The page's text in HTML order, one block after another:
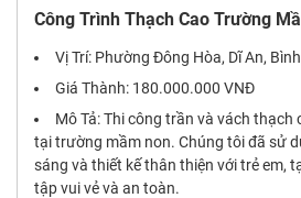
Công Trình Thạch Cao Trường
Vị Trí: Phường Đông Hòa, Dĩ An,
Giá Thành: 180.000.000 VNĐ
Mô Tả: Thi công trần và vách thạch
tại trường mầm non. Chúng tôi đã sử
sáng và thiết kế thân thiện với trẻ em,
tập vui vẻ và an toàn.